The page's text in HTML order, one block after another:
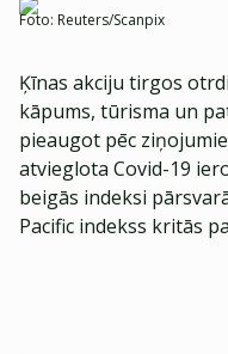
Foto: Reuters/Scanpix
Ķīnas akciju tirgos
kāpums, tūrisma un
pieaugot pēc
atvieglota Covid-19
beigās indeksi
Pacific indekss kritās